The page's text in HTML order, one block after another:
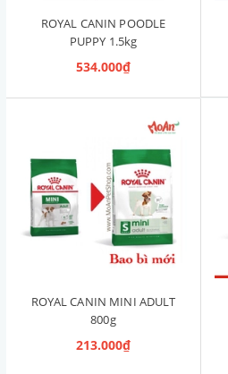
ROYAL CANIN POODLE
PUPPY 1.5kg
534.000₫
ROYAL CANIN MINI ADULT
800g
213.000₫